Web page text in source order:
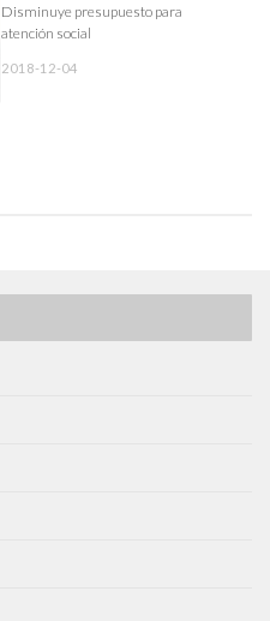
Disminuye presupuesto para
atención social
2018-12-04